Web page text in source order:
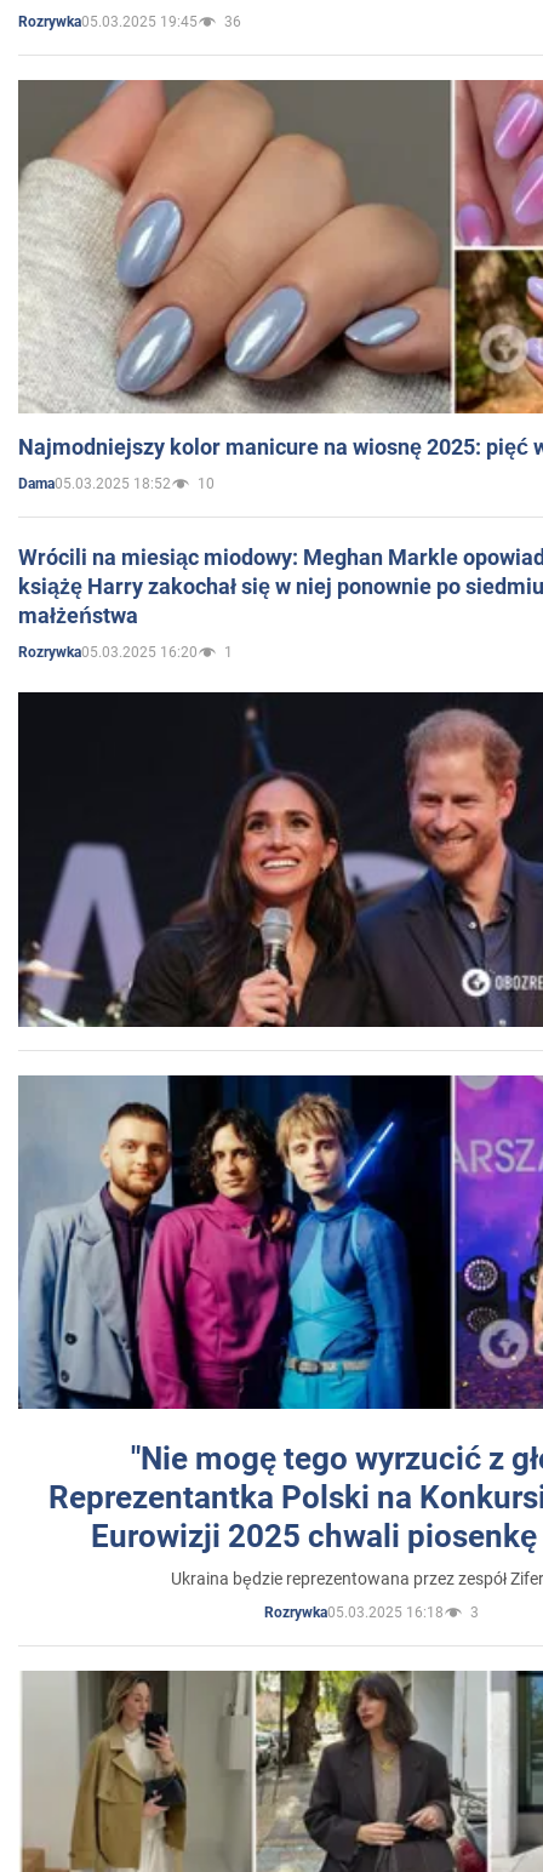
Rozrywka05.03.2025 19:45 36
Najmodniejszy kolor manicure na wiosnę 2025: pięć
Dama05.03.2025 18:52 10
Wrócili na miesiąc miodowy: Meghan Markle
książę Harry zakochał się w niej ponownie po
małżeństwa
Rozrywka05.03.2025 16:20 1
"Nie mogę tego wyrzucić z
Reprezentantka Polski na
Eurowizji 2025 chwali
Ukraina będzie reprezentowana przez zespół
Rozrywka05.03.2025 16:18 3